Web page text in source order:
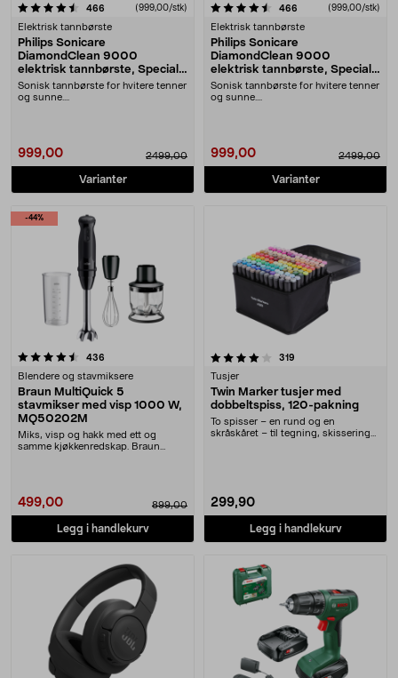
466 anmeldelser(999,00/stk)
Elektrisk tannbørste
Philips Sonicare
DiamondClean 9000
elektrisk tannbørste, Special
Edition
Sonisk tannbørste for hvitere tenner
og sunne....
999,00 2499,00
Varianter
4.5 av 5 stjerner 466 anmeldelser(999,00/stk)
Elektrisk tannbørste
Philips Sonicare
DiamondClean 9000
elektrisk tannbørste, Special
Edition
Sonisk tannbørste for hvitere tenner
og sunne....
999,00 2499,00
Varianter
-44%
436
Blendere og stavmiksere
Braun MultiQuick 5
stavmikser med visp 1000 W,
MQ50202M
Miks, visp og hakk med ett og
samme kjøkkenredskap. Braun
499,00 899,00
Legg i handlekurv
4.0 av 5 stjerner 319
Tusjer
Twin Marker tusjer med
dobbeltspiss, 120-pakning
To spisser – en rund og en
skråskåret – til tegning, skissering
299,90
Legg i handlekurv